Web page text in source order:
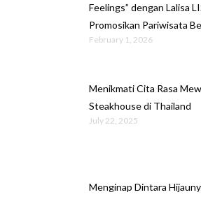
Feelings” dengan Lalisa
Promosikan Pariwisata
February 1, 2026
Menikmati Cita Rasa
Steakhouse di Thailand
July 22, 2025
Menginap Dintara